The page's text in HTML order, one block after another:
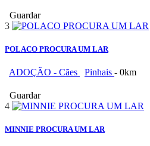
Guardar
3
POLACO PROCURA UM LAR
ADOÇÃO - Cães Pinhais - 0km
Guardar
4
MINNIE PROCURA UM LAR